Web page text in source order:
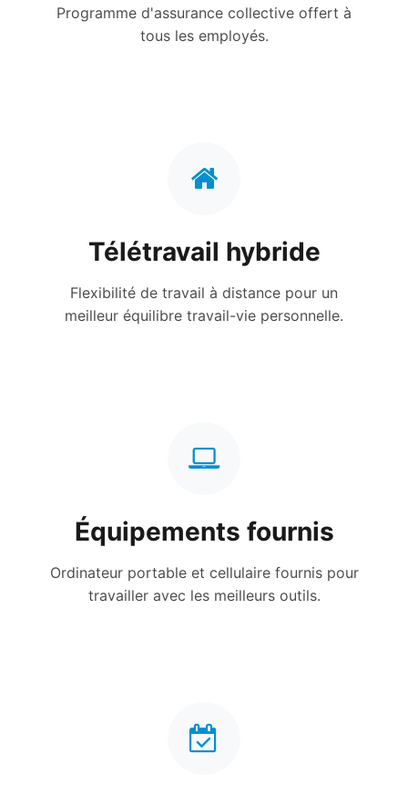
Programme d'assurance collective offert à
tous les employés.
Télétravail hybride
Flexibilité de travail à distance pour un
meilleur équilibre travail-vie personnelle.
Équipements fournis
Ordinateur portable et cellulaire fournis pour
travailler avec les meilleurs outils.